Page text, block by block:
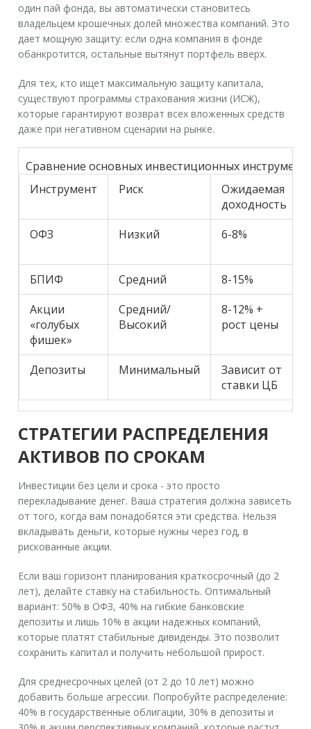
один пай фонда, вы автоматически становитесь
владельцем крошечных долей множества компаний. Это
дает мощную защиту: если одна компания в фонде
обанкротится, остальные вытянут портфель вверх.
Для тех, кто ищет максимальную защиту капитала,
существуют программы страхования жизни (ИСЖ),
которые гарантируют возврат всех вложенных средств
даже при негативном сценарии на рынке.
Сравнение основных инвестиционных
Инструмент
Риск
Ожидаемая
доходность
ОФЗ
Низкий 6-8%
БПИФ
Средний 8-15%
Акции
«голубых
фишек»
Средний/
Высокий
8-12% +
рост цены
Депозиты Минимальный
Зависит от
ставки ЦБ
СТРАТЕГИИ РАСПРЕДЕЛЕНИЯ
АКТИВОВ ПО СРОКАМ
Инвестиции без цели и срока - это просто
перекладывание денег. Ваша стратегия должна зависеть
от того, когда вам понадобятся эти средства. Нельзя
вкладывать деньги, которые нужны через год, в
рискованные акции.
Если ваш горизонт планированиякраткосрочный (до 2
лет), делайте ставку на стабильность. Оптимальный
вариант: 50% в ОФЗ, 40% на гибкие банковские
депозиты и лишь 10% в акции надежных компаний,
которые платят стабильные дивиденды. Это позволит
сохранить капитал и получить небольшой прирост.
Для среднесрочных целей (от 2 до 10 лет) можно
добавить больше агрессии. Попробуйте распределение:
40% в государственные облигации, 30% в депозиты и